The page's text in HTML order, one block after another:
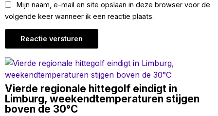
Mijn naam, e-mail en site opslaan in deze browser voor de
volgende keer wanneer ik een reactie plaats.
Vierde regionale hittegolf eindigt in
Limburg, weekendtemperaturen stijgen
boven de 30°C